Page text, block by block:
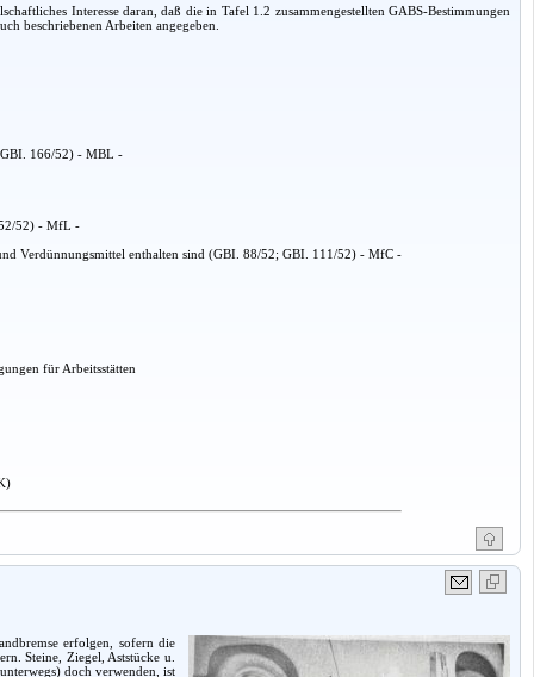
Interesse daran, daß die in Tafel 1.2 zusammengestellten GABS-Bestimmungen
beschriebenen Arbeiten angegeben.
166/52) - MBL -
52) - MfL -
Verdünnungsmittel enthalten sind (GBI. 88/52; GBI. 111/52) - MfC -
für Arbeitsstätten
erfolgen, sofern die
Steine, Ziegel, Aststücke u.
doch verwenden, ist